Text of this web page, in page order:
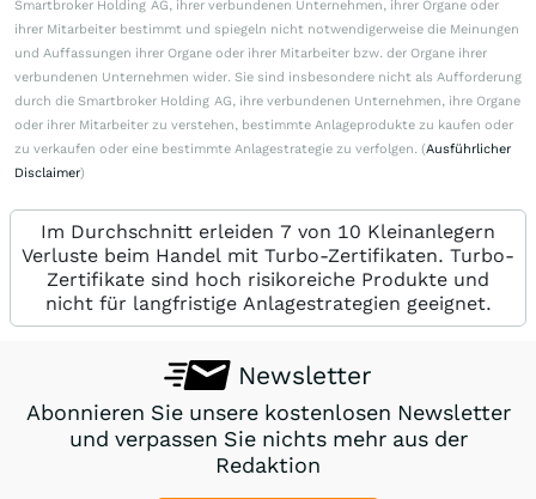
Smartbroker Holding AG, ihrer verbundenen Unternehmen, ihrer Organe oder
ihrer Mitarbeiter bestimmt und spiegeln nicht notwendigerweise die Meinungen
und Auffassungen ihrer Organe oder ihrer Mitarbeiter bzw. der Organe ihrer
verbundenen Unternehmen wider. Sie sind insbesondere nicht als Aufforderung
durch die Smartbroker Holding AG, ihre verbundenen Unternehmen, ihre Organe
oder ihrer Mitarbeiter zu verstehen, bestimmte Anlageprodukte zu kaufen oder
zu verkaufen oder eine bestimmte Anlagestrategie zu verfolgen. (Ausführlicher
Disclaimer)
Im Durchschnitt erleiden 7 von 10 Kleinanlegern
Verluste beim Handel mit Turbo-Zertifikaten. Turbo-
Zertifikate sind hoch risikoreiche Produkte und
nicht für langfristige Anlagestrategien geeignet.
Newsletter
Abonnieren Sie unsere kostenlosen Newsletter
und verpassen Sie nichts mehr aus der
Redaktion